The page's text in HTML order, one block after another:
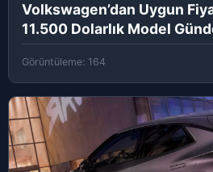
Volkswagen’dan Uygun
11.500 Dolarlık Model
Görüntüleme: 164